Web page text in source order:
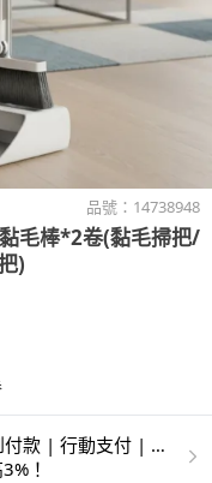
品號： 14738948
毛棒*2卷(黏毛掃把/
)
款 | 行動支付 | 超
！